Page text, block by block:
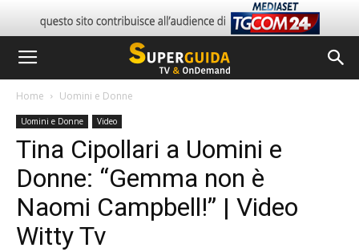
Home Uomini e Donne
Uomini e Donne Video
Tina Cipollari a Uomini e
Donne: “Gemma non è
Naomi Campbell!” | Video
Witty Tv